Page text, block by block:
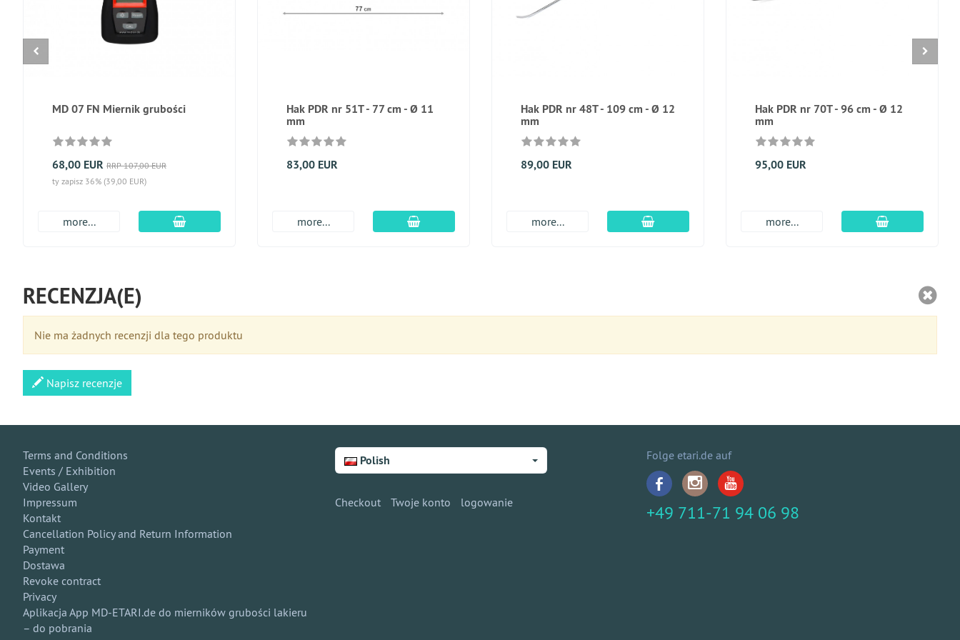
MD 07 FN Miernik grubości
68,00 EUR RRP 107,00 EUR
ty zapisz 36% (39,00 EUR)
more... dodaj do koszyka
Hak PDR nr 51T - 77 cm - Ø 11
mm
83,00 EUR
more... dodaj do koszyka
Hak PDR nr 48T - 109 cm - Ø 12
mm
89,00 EUR
more... dodaj do koszyka
Hak PDR nr 70T - 96 cm - Ø 12
mm
95,00 EUR
more... dodaj do
RECENZJA(E)
Nie ma żadnych recenzji dla tego produktu
Napisz recenzje
Terms and Conditions
Events / Exhibition
Video Gallery
Impressum
Kontakt
Cancellation Policy and Return Information
Payment
Dostawa
Revoke contract
Privacy
Aplikacja App MD-ETARI.de do mierników grubości lakieru
– do pobrania
Polish
Checkout Twoje konto logowanie
Folge etari.de auf
+49 711-71 94 06 98